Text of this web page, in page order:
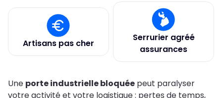
Artisans pas cher
Serrurier agréé
assurances
Une porte industrielle bloquée peut paralyser
votre activité et votre logistique : pertes de temps,